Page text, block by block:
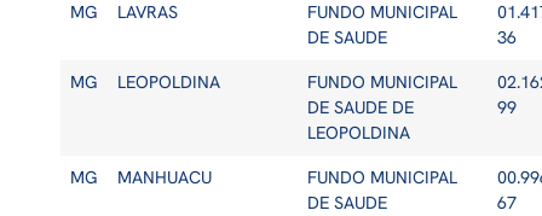
MG LAVRAS
FUNDO MUNICIPAL
DE SAUDE
36
MG LEOPOLDINA
FUNDO MUNICIPAL
DE SAUDE DE
LEOPOLDINA
99
MG MANHUACU
FUNDO MUNICIPAL
DE SAUDE
67